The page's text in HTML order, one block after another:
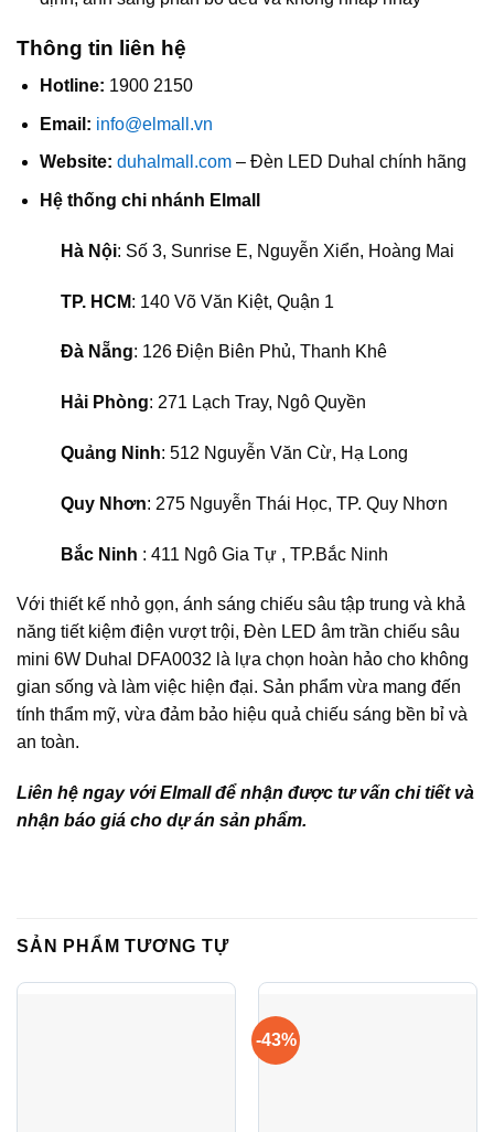
Thông tin liên hệ
Hotline: 1900 2150
Email: info@elmall.vn
Website: duhalmall.com– Đèn LED Duhal chính hãng
Hệ thống chi nhánh Elmall
Hà Nội: Số 3, Sunrise E, Nguyễn Xiển, Hoàng Mai
TP. HCM: 140 Võ Văn Kiệt, Quận 1
Đà Nẵng: 126 Điện Biên Phủ, Thanh Khê
Hải Phòng: 271 Lạch Tray, Ngô Quyền
Quảng Ninh: 512 Nguyễn Văn Cừ, Hạ Long
Quy Nhơn: 275 Nguyễn Thái Học, TP. Quy Nhơn
Bắc Ninh : 411 Ngô Gia Tự , TP.Bắc Ninh
Với thiết kế nhỏ gọn, ánh sáng chiếu sâu tập trung và khả
năng tiết kiệm điện vượt trội, Đèn LED âm trần chiếu sâu
mini 6W Duhal DFA0032 là lựa chọn hoàn hảo cho không
gian sống và làm việc hiện đại. Sản phẩm vừa mang đến
tính thẩm mỹ, vừa đảm bảo hiệu quả chiếu sáng bền bỉ và
an toàn.
Liên hệ ngay với Elmall để nhận được tư vấn chi tiết và
nhận báo giá cho dự án sản phẩm.
SẢN PHẨM TƯƠNG TỰ
-43%